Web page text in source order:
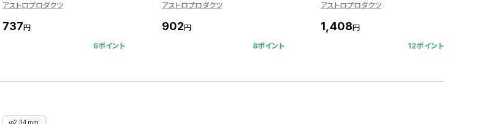
アストロプロダクツ
737円
6ポイント
アストロプロダクツ
902円
8ポイント
アストロプロダクツ
1,408円
12ポイント
φ2.34mm